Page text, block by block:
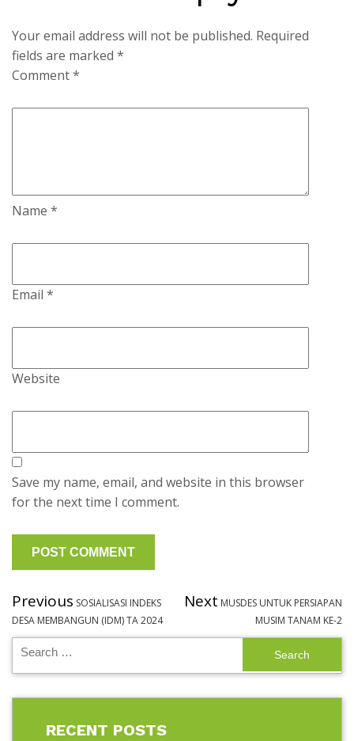
Your email address will not be published. Required
fields are marked *
Comment*
Name *
Email *
Website
Save my name, email, and website in this browser
for the next time I comment.
Previous SOSIALISASI INDEKS
DESA MEMBANGUN (IDM) TA 2024
Next MUSDES UNTUK PERSIAPAN
MUSIM TANAM KE-2
RECENT POSTS